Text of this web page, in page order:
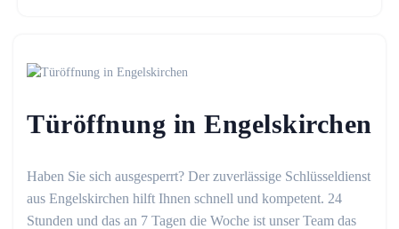
Türöffnung in Engelskirchen
Haben Sie sich ausgesperrt? Der zuverlässige Schlüsseldienst
aus Engelskirchen hilft Ihnen schnell und kompetent. 24
Stunden und das an 7 Tagen die Woche ist unser Team das